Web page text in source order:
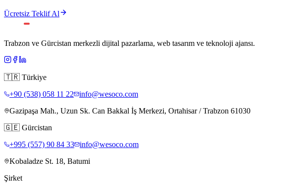
Ücretsiz Teklif Al
Trabzon ve Gürcistan merkezli dijital pazarlama, web tasarım ve teknoloji ajansı.
🇹🇷 Türkiye
+90 (538) 058 11 22
info@wesoco.com
Gazipaşa Mah., Uzun Sk. Can Bakkal İş Merkezi, Ortahisar / Trabzon 61030
🇬🇪 Gürcistan
+995 (557) 90 84 33
info@wesoco.com
Kobaladze St. 18, Batumi
Şirket